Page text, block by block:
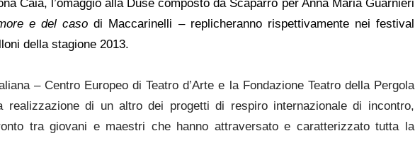
Caia, l’omaggio alla Duse composto da Scaparro per Anna Maria Guarnieri
e del caso di Maccarinelli – replicheranno rispettivamente nei festival
della stagione 2013.
– Centro Europeo di Teatro d’Arte e la Fondazione Teatro della Pergola
realizzazione di un altro dei progetti di respiro internazionale di incontro,
tra giovani e maestri che hanno attraversato e caratterizzato tutta la